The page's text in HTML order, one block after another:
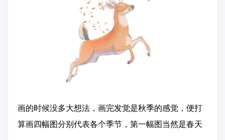
画的时候没多大想法，画完发觉是秋季的感觉，便打
算画四幅图分别代表各个季节，第一幅图当然是春天